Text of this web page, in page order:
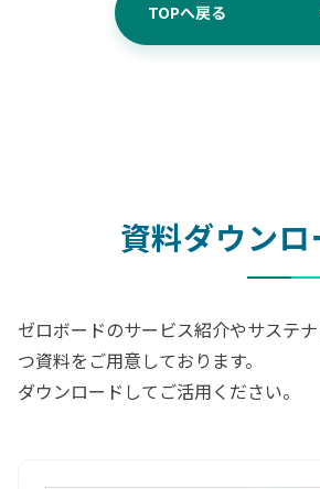
TOPへ戻る
資料ダウンロ
ゼロボードのサービス紹介やサステ
つ資料をご用意しております。
ダウンロードしてご活用ください。